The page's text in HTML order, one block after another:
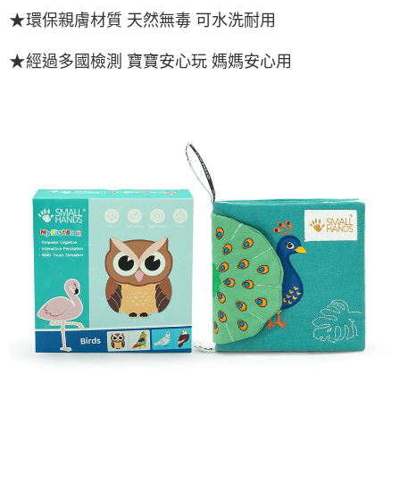
★環保親膚材質 天然無毒 可水洗耐用
★經過多國檢測 寶寶安心玩 媽媽安心用